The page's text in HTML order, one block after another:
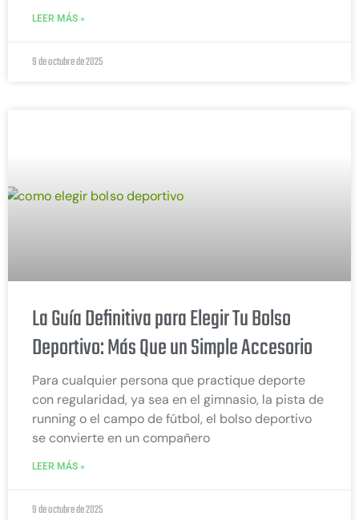
LEER MÁS »
9 de octubre de 2025
La Guía Definitiva para Elegir Tu Bolso
Deportivo: Más Que un Simple Accesorio
Para cualquier persona que practique deporte
con regularidad, ya sea en el gimnasio, la pista de
running o el campo de fútbol, el bolso deportivo
se convierte en un compañero
LEER MÁS »
9 de octubre de 2025